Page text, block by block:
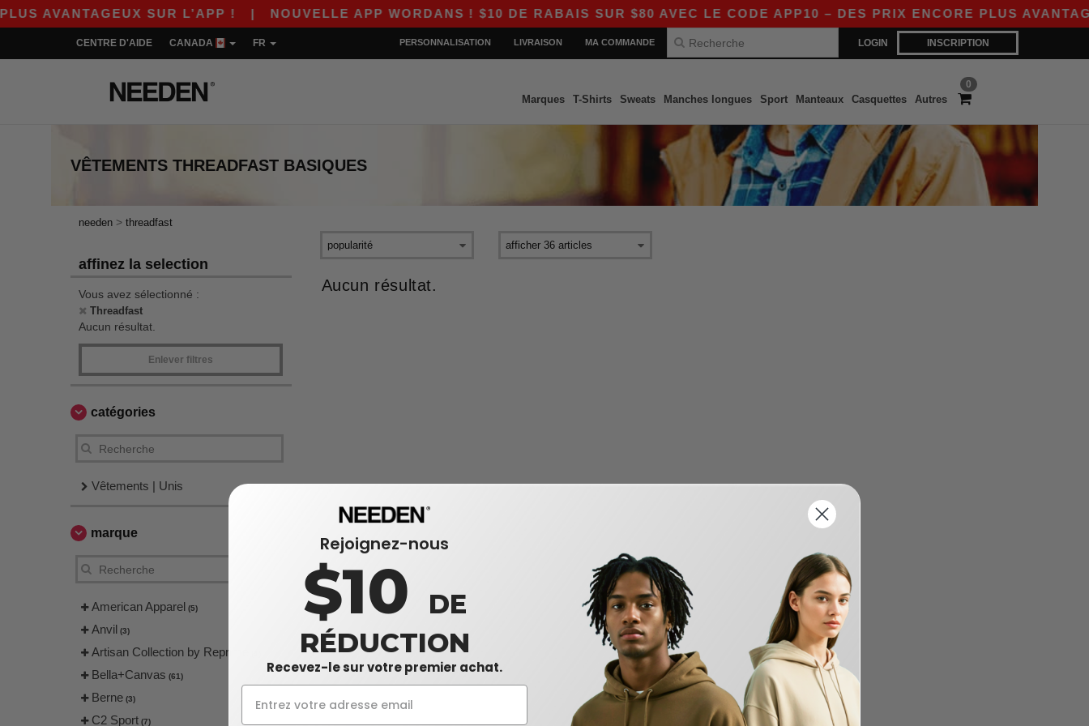
AVANTAGEUX SUR L’APP !| NOUVELLE APP WORDANS ! $10 DE RABAIS SUR $80 AVEC LE CODE APP10 – DES PRIX ENCORE PLUS
LOGIN INSCRIPTION
CENTRE D'AIDE CANADA FR PERSONNALISATION LIVRAISON MA COMMANDE
0
Marques T-Shirts Sweats Manches longues Sport Manteaux Casquettes Autres
VÊTEMENTS THREADFAST BASIQUES
needen > threadfast
affinez la selection
Vous avez sélectionné :
Threadfast
Aucun résultat.
Enlever filtres
catégories
Vêtements | Unis
marque
American Apparel (5)
Anvil (3)
Artisan Collection by Reprime
Bella+Canvas (61)
Berne (3)
C2 Sport (7)
Aucun résultat.
Rejoignez-nous
$10 DE
RÉDUCTION
Recevez-le sur votre premier achat.